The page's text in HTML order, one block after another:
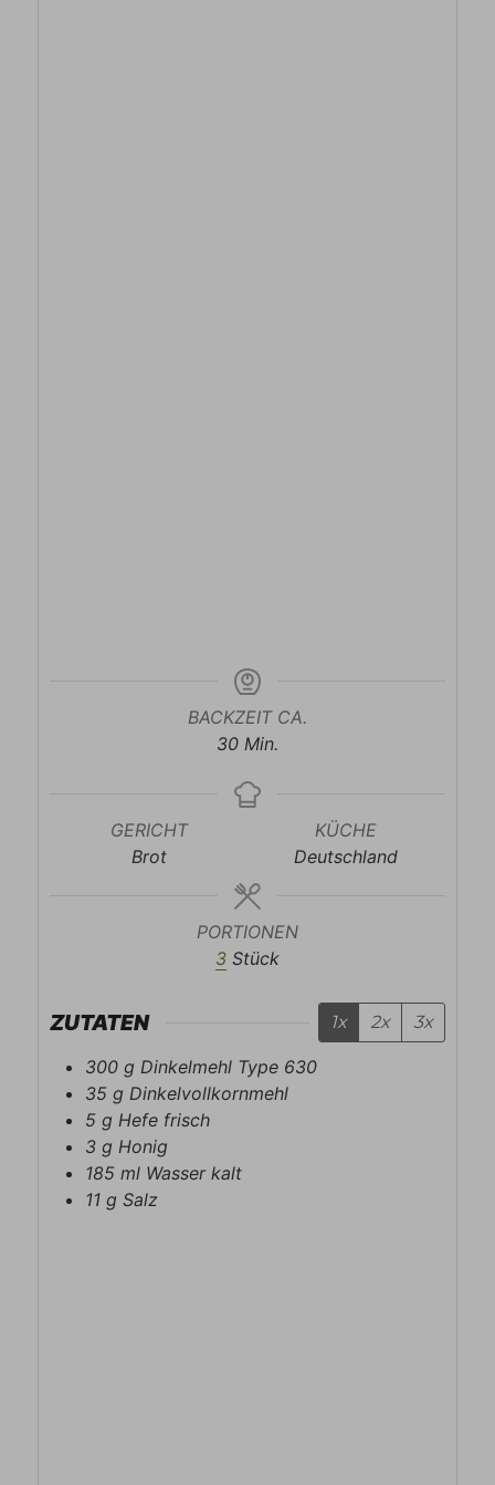
BACKZEIT CA.
30Minuten
Min.
GERICHT
Brot
KÜCHE
Deutschland
PORTIONEN
3 Stück
ZUTATEN 1x 2x 3x
300 g Dinkelmehl Type 630
35 g Dinkelvollkornmehl
5 g Hefe frisch
3 g Honig
185 ml Wasser kalt
11 g Salz